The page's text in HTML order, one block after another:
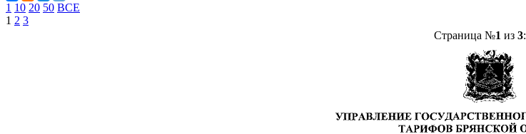
1 10 20 50 ВСЕ
1 2 3
Страница №1 из 3: